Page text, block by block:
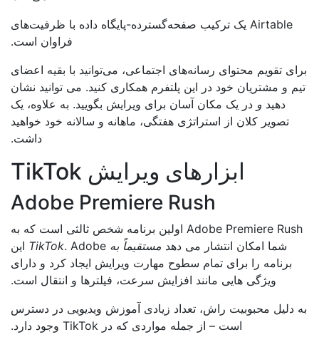
Airtable یک ترکیب صفحه‌گسترده-پایگاه داده با ظرفیت‌های
فراوان است.
تقویم محتوای رسانه‌های اجتماعی، می‌توانید با بقیه اعضای
و مشتریان خود در این پلتفرم همکاری کنید. می توانید نشان
دهیدودر یک مکان آسان برای ویرایش بگویید. به علاوه، یک
تصویر کلان از استراتژی هفتگی، ماهانه و سالانه خود خواهید
داشت.
ابزارهای ویرایش TikTok
Adobe Premiere Rush
Adobe Premiere Rush اولین برنامه شخص ثالثی است که به
شما امکان انتشار می دهد مستقیماً به TikTok
. Adobe این
برنامه را برای تمام سطوح مهارت ویرایش ایجاد کرد و دارای
ویژگی هایی مانند افزایش سرعت، فیلترها و انتقال است.
دلیل محبوبیت راش، تعداد زیادی آموزش ویدیویی در دسترس
است – از جمله مواردی که در TikTok وجود دارد.